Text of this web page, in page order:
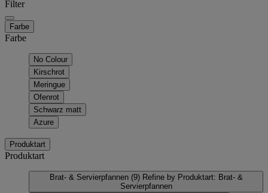
Filter
Farbe
Farbe
No Colour
Kirschrot
Meringue
Ofenrot
Schwarz matt
Azure
Produktart
Produktart
Brat- & Servierpfannen (9) Refine by Produktart: Brat- &
Servierpfannen